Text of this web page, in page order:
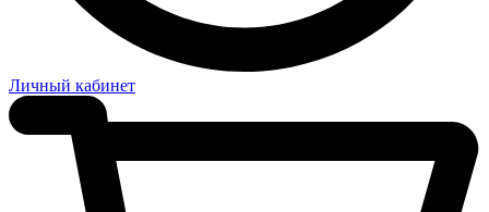
Личный кабинет